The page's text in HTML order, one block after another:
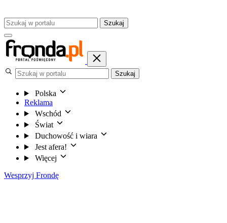
Szukaj
Szukaj
Polska
Reklama
Wschód
Świat
Duchowość i wiara
Jest afera!
Więcej
Wesprzyj Frondę